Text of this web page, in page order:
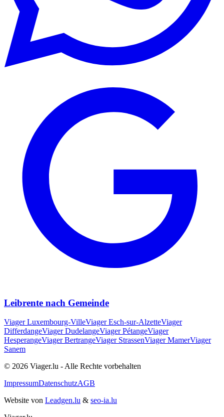
Leibrente nach Gemeinde
ViagerLuxembourg-VilleViagerEsch-sur-AlzetteViager
DifferdangeViagerDudelangeViagerPétangeViager
HesperangeViagerBertrangeViager StrassenViagerMamerViager
Sanem
© 2026 Viager.lu - Alle Rechte vorbehalten
ImpressumDatenschutzAGB
Website von Leadgen.lu & seo-ia.lu